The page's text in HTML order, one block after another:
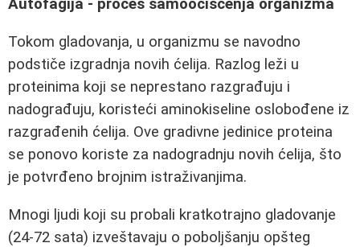
Autofagija - proces samoočišćenja organizma
Tokom gladovanja, u organizmu se navodno
podstiče izgradnja novih ćelija. Razlog leži u
proteinima koji se neprestano razgrađuju i
nadograđuju, koristeći aminokiseline oslobođene iz
razgrađenih ćelija. Ove gradivne jedinice proteina
se ponovo koriste za nadogradnju novih ćelija, što
je potvrđeno brojnim istraživanjima.
Mnogi ljudi koji su probali kratkotrajno gladovanje
(24-72 sata) izveštavaju o poboljšanju opšteg